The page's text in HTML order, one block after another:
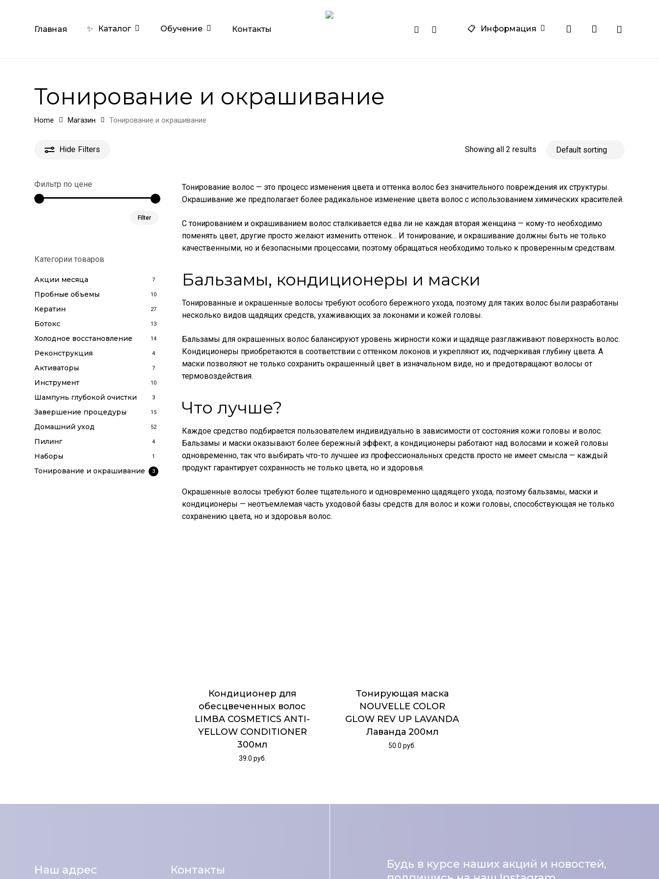
Главная ✨ Каталог Обучение Контакты 📋 Информация search account
instagram
phone
Тонирование и окрашивание
Home Магазин Тонирование и окрашивание
Hide Filters Showing all 2 results
Фильтр по цене
Filter
Категории товаров
Акции месяца 7
Пробные объемы 10
Кератин 27
Ботокс 13
Холодное восстановление 14
Реконструкция 4
Активаторы 7
Инструмент 10
Шампунь глубокой очистки 3
Завершение процедуры 15
Домашний уход 52
Пилинг 4
Наборы 1
Тонирование и окрашивание 3
Тонирование волос — это процесс изменения цвета и оттенка волос без значительного повреждения их структуры.
Окрашивание же предполагает более радикальное изменение цвета волос с использованием химических красителей.
С тонированием и окрашиванием волос сталкивается едва ли не каждая вторая женщина — кому-то необходимо
поменять цвет, другие просто желают изменить оттенок… И тонирование, и окрашивание должны быть не только
качественными, но и безопасными процессами, поэтому обращаться необходимо только к проверенным средствам.
Бальзамы, кондиционеры и маски
Тонированные и окрашенные волосы требуют особого бережного ухода, поэтому для таких волос были разработаны
несколько видов щадящих средств, ухаживающих за локонами и кожей головы.
Бальзамы для окрашенных волос балансируют уровень жирности кожи и щадяще разглаживают поверхность волос.
Кондиционеры приобретаются в соответствии с оттенком локонов и укрепляют их, подчеркивая глубину цвета. А
маски позволяют не только сохранить окрашенный цвет в изначальном виде, но и предотвращают волосы от
термовоздействия.
Что лучше?
Каждое средство подбирается пользователем индивидуально в зависимости от состояния кожи головы и волос.
Бальзамы и маски оказывают более бережный эффект, а кондиционеры работают над волосами и кожей головы
одновременно, так что выбирать что-то лучшее из профессиональных средств просто не имеет смысла — каждый
продукт гарантирует сохранность не только цвета, но и здоровья.
Окрашенные волосы требуют более тщательного и одновременно щадящего ухода, поэтому бальзамы, маски и
кондиционеры — неотъемлемая часть уходовой базы средств для волос и кожи головы, способствующая не только
сохранению цвета, но и здоровья волос.
Кондиционер для
обесцвеченных волос
LIMBA COSMETICS ANTI-
YELLOW CONDITIONER
300мл
39.0 руб.
Тонирующая маска
NOUVELLE COLOR
GLOW REV UP LAVANDA
Лаванда 200мл
50.0руб.
Наш адрес Контакты
Будь в курсе наших акций и новостей,